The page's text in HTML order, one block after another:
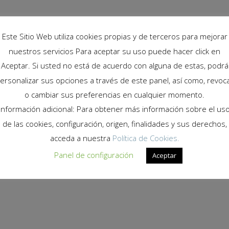
Este Sitio Web utiliza cookies propias y de terceros para mejorar
nuestros servicios Para aceptar su uso puede hacer click en
Aceptar. Si usted no está de acuerdo con alguna de estas, podrá
sus opciones a través de este panel, así como,
o cambiar sus preferencias en cualquier momento.
adicional: Para obtener más información sobre el
de las cookies, configuración, origen, finalidades y sus derechos,
acceda a nuestra Política de Cookies.
Panel de configuración
Aceptar